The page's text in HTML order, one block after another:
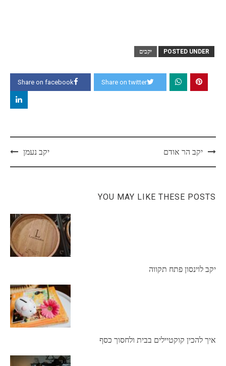
POSTED UNDER יקבים
Share on facebook Share on twitter
Postיקב הר אודם יקב נעמן
YOU MAY LIKE THESE POSTS
יקב לוינסון פתח תקווה
איך להכין קוקטיילים בבית ולחסוך כסף